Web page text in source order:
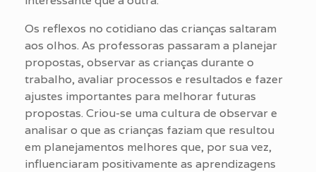
Os reflexos no cotidiano das crianças saltaram
aos olhos. As professoras passaram a planejar
propostas, observar as crianças durante o
trabalho, avaliar processos e resultados e fazer
ajustes importantes para melhorar futuras
propostas. Criou-se uma cultura de observar e
analisar o que as crianças faziam que resultou
em planejamentos melhores que, por sua vez,
influenciaram positivamente as aprendizagens